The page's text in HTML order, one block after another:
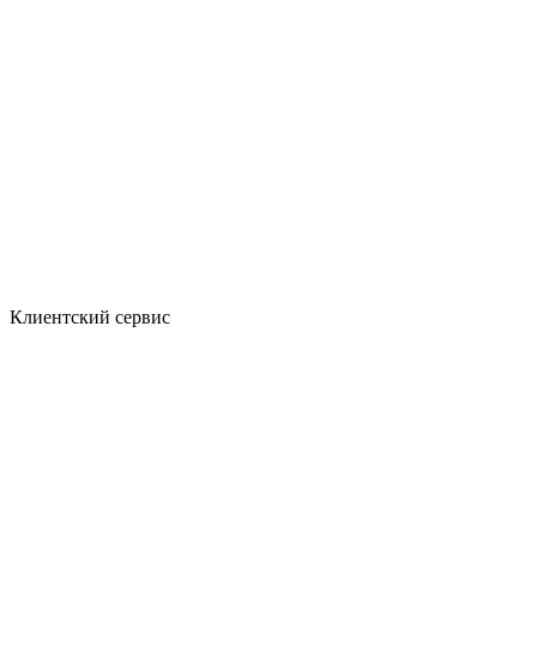
Клиентский сервис